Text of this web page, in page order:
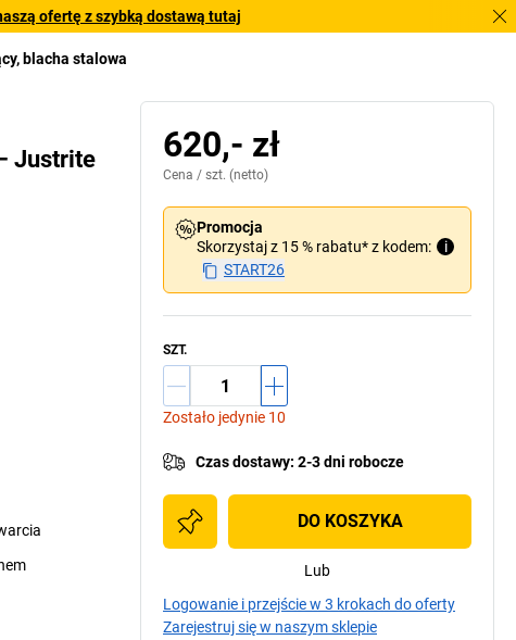
ofertę z szybką dostawą tutaj
blacha stalowa
Justrite 620,- zł
Cena / szt. (netto)
Promocja
Skorzystaj z 15 % rabatu* z kodem:
i
START26
SZT.
Zostało jedynie 10
Czas dostawy: 2-3 dni robocze
DO KOSZYKA
Lub
Logowanie i przejście w 3 krokach do oferty
Zarejestruj się w naszym sklepie